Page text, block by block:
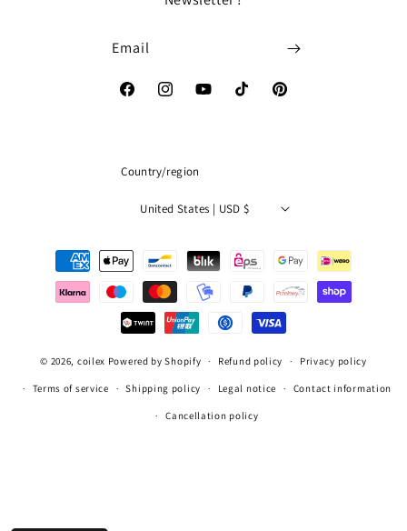
Email
FacebookInstagramYouTubeTikTok Pinterest
Country/region
United States | USD $
Payment
methods
© 2026, coilex Powered by Shopify Refund policy Privacy policy
Terms of service Shipping policy Legal notice Contact information
Cancellation policy